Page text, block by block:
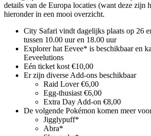
details van de Europa locaties (want deze zijn
hieronder in een mooi overzicht.
City Safari vindt dagelijks plaats op 26
tussen 10.00 uur en 18.00 uur
Explorer hat Eevee* is beschikbaar en
Eeveelutions
Eén ticket kost €10,00
Er zijn diverse Add-ons beschikbaar
Raid Lover €6,00
Egg-thusiast €6,00
Extra Day Add-on €8,00
De volgende Pokémon komen meer
Jigglypuff*
Abra*